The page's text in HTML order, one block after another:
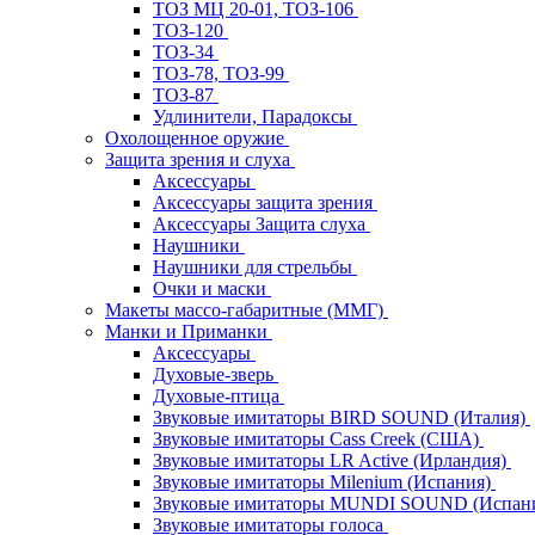
ТОЗ МЦ 20-01, ТОЗ-106
ТОЗ-120
ТОЗ-34
ТОЗ-78, ТОЗ-99
ТОЗ-87
Удлинители, Парадоксы
Охолощенное оружие
Защита зрения и слуха
Аксессуары
Аксессуары защита зрения
Аксессуары Защита слуха
Наушники
Наушники для стрельбы
Очки и маски
Макеты массо-габаритные (ММГ)
Манки и Приманки
Аксессуары
Духовые-зверь
Духовые-птица
Звуковые имитаторы BIRD SOUND (Италия)
Звуковые имитаторы Cass Creek (США)
Звуковые имитаторы LR Active (Ирландия)
Звуковые имитаторы Milenium (Испания)
Звуковые имитаторы MUNDI SOUND
Звуковые имитаторы голоса